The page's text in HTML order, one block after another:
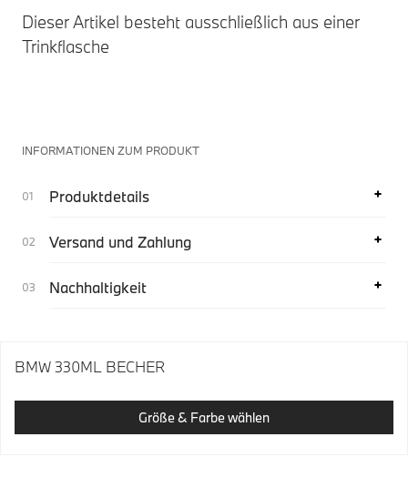
Dieser Artikel besteht ausschließlich aus einer
Trinkflasche
INFORMATIONEN ZUM PRODUKT
Produktdetails
Versand und Zahlung
Nachhaltigkeit
BMW 330ML BECHER
Größe & Farbe wählen